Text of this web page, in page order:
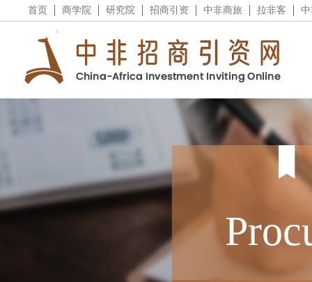
首页 商学院 研究院 招商引资 中非商旅 拉非客